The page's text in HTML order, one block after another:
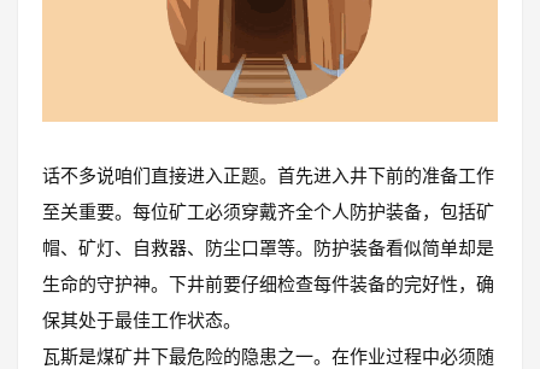
话不多说咱们直接进入正题。首先进入井下前的准备工作
至关重要。每位矿工必须穿戴齐全个人防护装备，包括矿
帽、矿灯、自救器、防尘口罩等。防护装备看似简单却是
生命的守护神。下井前要仔细检查每件装备的完好性，确
保其处于最佳工作状态。
瓦斯是煤矿井下最危险的隐患之一。在作业过程中必须随